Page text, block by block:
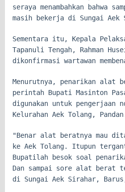
seraya menambahkan bahwa
masih bekerja di Sungai Aek
Sementara itu, Kepala
Tapanuli Tengah, Rahman
dikonfirmasi wartawan
Menurutnya, penarikan alat
perintah Bupati Masinton
digunakan untuk pengerjaan
Kelurahan Aek Tolang,
"Benar alat beratnya mau
ke Aek Tolang. Itupun
Bupatilah besok soal
Dan sampai sore alat berat
di Sungai Aek Sirahar,